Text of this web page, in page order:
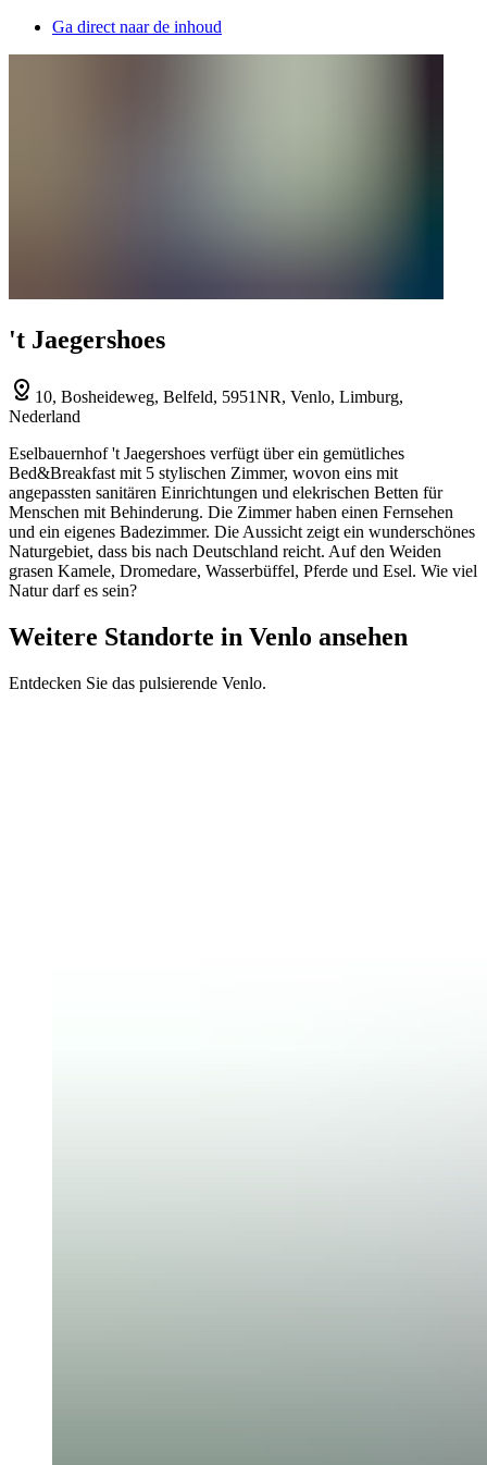
Ga direct naar de inhoud
't Jaegershoes
10, Bosheideweg, Belfeld, 5951NR, Venlo, Limburg,
Nederland
Eselbauernhof 't Jaegershoes verfügt über ein gemütliches
Bed&Breakfast mit 5 stylischen Zimmer, wovon eins mit
angepassten sanitären Einrichtungen und elekrischen Betten für
Menschen mit Behinderung. Die Zimmer haben einen Fernsehen
und ein eigenes Badezimmer. Die Aussicht zeigt ein wunderschönes
Naturgebiet, dass bis nach Deutschland reicht. Auf den Weiden
grasen Kamele, Dromedare, Wasserbüffel, Pferde und Esel. Wie viel
Natur darf es sein?
Weitere Standorte in Venlo ansehen
Entdecken Sie das pulsierende Venlo.